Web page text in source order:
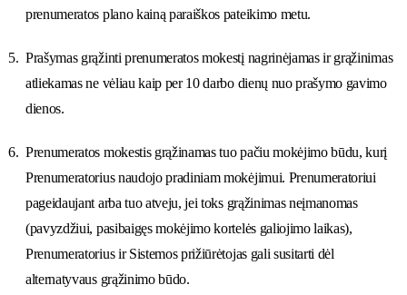
prenumeratos plano kainą paraiškos pateikimo metu.
Prašymas grąžinti prenumeratos mokestį nagrinėjamas ir grąžinimas
atliekamas ne vėliau kaip per 10 darbo dienų nuo prašymo gavimo
dienos.
Prenumeratos mokestis grąžinamas tuo pačiu mokėjimo būdu, kurį
Prenumeratorius naudojo pradiniam mokėjimui. Prenumeratoriui
pageidaujant arba tuo atveju, jei toks grąžinimas neįmanomas
(pavyzdžiui, pasibaigęs mokėjimo kortelės galiojimo laikas),
Prenumeratorius ir Sistemos prižiūrėtojas gali susitarti dėl
alternatyvaus grąžinimo būdo.